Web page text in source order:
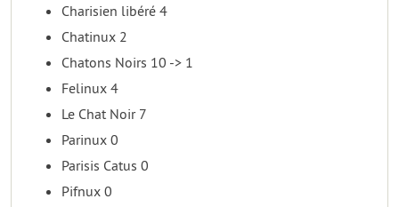
Charisien libéré 4
Chatinux 2
Chatons Noirs 10 -> 1
Felinux 4
Le Chat Noir 7
Parinux 0
Parisis Catus 0
Pifnux 0